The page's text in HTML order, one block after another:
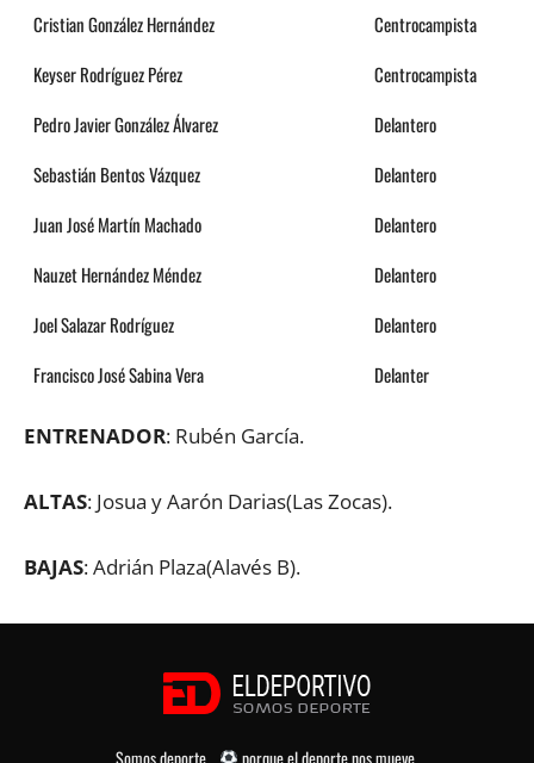
Cristian González Hernández
Centrocampista
Keyser Rodríguez Pérez
Centrocampista
Pedro Javier González Álvarez
Delantero
Sebastián Bentos Vázquez
Delantero
Juan José Martín Machado
Delantero
Nauzet Hernández Méndez
Delantero
Joel Salazar Rodríguez
Delantero
Francisco José Sabina Vera
Delanter
ENTRENADOR: Rubén García.
ALTAS: Josua y Aarón Darias(Las Zocas).
BAJAS: Adrián Plaza(Alavés B).
Somos deporte... porque el deporte nos mueve.